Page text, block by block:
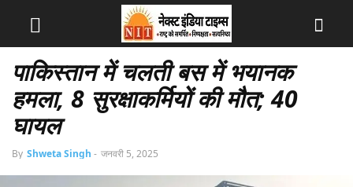
पाकिस्तान में चलती बस में भयानक
हमला, 8 सुरक्षाकर्मियों की मौत; 40
घायल
By Shweta Singh - जनवरी 5, 2025